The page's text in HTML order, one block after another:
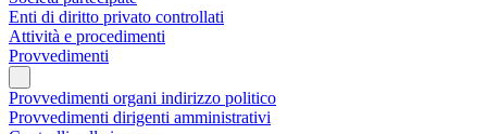
Enti di diritto privato controllati
Attività e procedimenti
Provvedimenti
Provvedimenti organi indirizzo politico
Provvedimenti dirigenti amministrativi